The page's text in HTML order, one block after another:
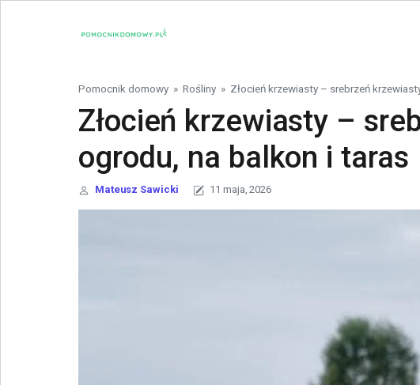
Pomocnik domowy » Rośliny » Złocień krzewiasty – srebrzeń
Złocień krzewiasty –
ogrodu, na balkon i taras
Mateusz Sawicki 11 maja, 2026